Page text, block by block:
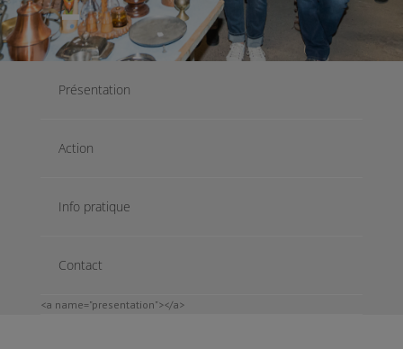
Présentation
Action
Info pratique
Contact
<a name="presentation"></a>